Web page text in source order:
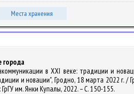
Места хранения
города
в XXI веке: традиции и
и новации", Гродно, 18 марта 2022 г.
им. Янки Купалы, 2022. – С. 150-155.